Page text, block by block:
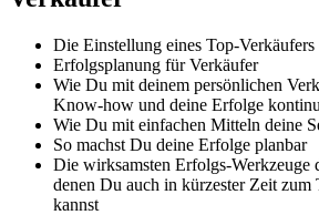
Die Einstellung eines Top-Verkäufers
Erfolgsplanung für Verkäufer
Wie Du mit deinem persönlichen
Know-how und deine Erfolge
Wie Du mit einfachen Mitteln deine
So machst Du deine Erfolge planbar
Die wirksamsten Erfolgs-Werkzeuge
denen Du auch in kürzester Zeit zum
kannst